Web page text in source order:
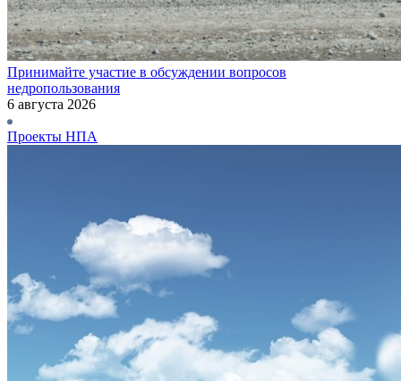
Принимайте участие в обсуждении вопросов
недропользования
6 августа 2026
Проекты НПА